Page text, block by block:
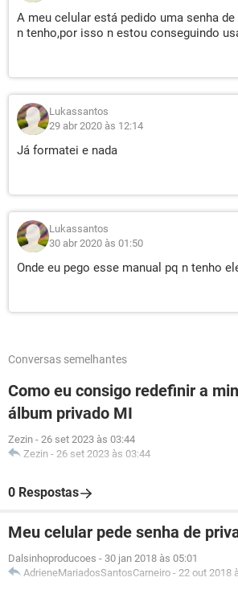
A meu celular está pedido uma senha
n tenho,por isso n estou conseguindo
Lukassantos
29 abr 2020 às 12:14
Já formatei e nada
Lukassantos
30 abr 2020 às 01:50
Onde eu pego esse manual pq n tenho
Conversas semelhantes
Como eu consigo redefinir a
álbum privado MI
Zezin - 26 set 2023 às 03:44
Zezin - 26 set 2023 às 03:44
0 Respostas
Meu celular pede senha de
Dalsinhoproducoes - 30 jan 2018 às 05:01
AdrieneMariadosSantosCarneiro - 22 out 2018